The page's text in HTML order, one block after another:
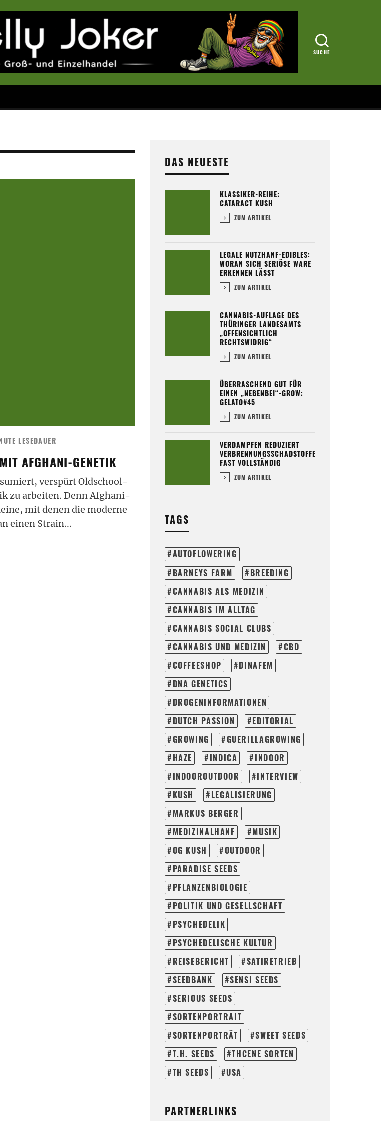
LESEDAUER
AFGHANI-GENETIK
verspürt Oldschool-
zu arbeiten. Denn Afghani-
mit denen die moderne
einen Strain...
DAS NEUESTE
KLASSIKER-REIHE:
CATARACT KUSH
ZUM ARTIKEL
LEGALE NUTZHANF-EDIBLES:
WORAN SICH SERIÖSE WARE
ERKENNEN LÄSST
ZUM ARTIKEL
CANNABIS-AUFLAGE DES
THÜRINGER LANDESAMTS
„OFFENSICHTLICH
RECHTSWIDRIG“
ZUM ARTIKEL
ÜBERRASCHEND GUT FÜR
EINEN „NEBENBEI“-GROW:
GELATO#45
ZUM ARTIKEL
VERDAMPFEN REDUZIERT
VERBRENNUNGSSCHADSTOFFE
FAST VOLLSTÄNDIG
ZUM ARTIKEL
TAGS
AUTOFLOWERING
BARNEYS FARM
BREEDING
CANNABIS ALS MEDIZIN
CANNABIS IM ALLTAG
CANNABIS SOCIAL CLUBS
CANNABIS UND MEDIZIN
CBD
COFFEESHOP
DINAFEM
DNA GENETICS
DROGENINFORMATIONEN
DUTCH PASSION
EDITORIAL
GROWING
GUERILLAGROWING
HAZE
INDICA
INDOOR
INDOOROUTDOOR
INTERVIEW
KUSH
LEGALISIERUNG
MARKUS BERGER
MEDIZINALHANF
MUSIK
OG KUSH
OUTDOOR
PARADISE SEEDS
PFLANZENBIOLOGIE
POLITIK UND GESELLSCHAFT
PSYCHEDELIK
PSYCHEDELISCHE KULTUR
REISEBERICHT
SATIRETRIEB
SEEDBANK
SENSI SEEDS
SERIOUS SEEDS
SORTENPORTRAIT
SORTENPORTRÄT
SWEET SEEDS
T.H. SEEDS
THCENE SORTEN
TH SEEDS
USA
PARTNERLINKS